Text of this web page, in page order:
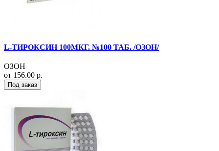
L-ТИРОКСИН 100МКГ. №100 ТАБ. /ОЗОН/
ОЗОН
от 156.00 р.
Под заказ